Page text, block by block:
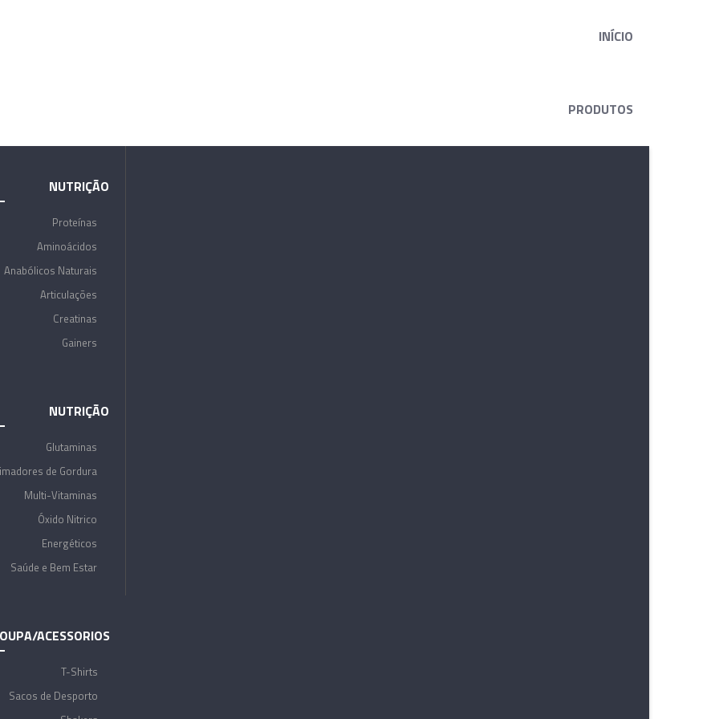
INÍCIO
PRODUTOS
NUTRIÇÃO
Proteínas
Aminoácidos
Anabólicos Naturais
Articulações
Creatinas
Gainers
NUTRIÇÃO
Glutaminas
de Gordura
Multi-Vitaminas
Óxido Nitrico
Energéticos
Saúde e Bem Estar
ACESSORIOS
T-Shirts
Sacos de Desporto